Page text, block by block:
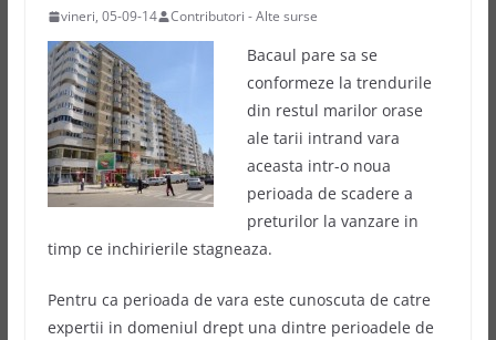
vineri, 05-09-14 Contributori - Alte surse
Bacaul pare sa se
conformeze la trendurile
din restul marilor orase
ale tarii intrand vara
aceasta intr-o noua
perioada de scadere a
preturilor la vanzare in
timp ce inchirierile stagneaza.
Pentru ca perioada de vara este cunoscuta de catre
expertii in domeniul drept una dintre perioadele de